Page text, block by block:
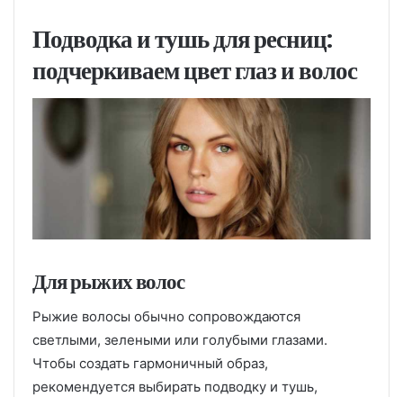
Подводка и тушь для ресниц:
подчеркиваем цвет глаз и волос
Для рыжих волос
Рыжие волосы обычно сопровождаются
светлыми, зелеными или голубыми глазами.
Чтобы создать гармоничный образ,
рекомендуется выбирать подводку и тушь,